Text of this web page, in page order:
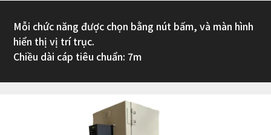
Mỗi chức năng được chọn bằng nút bấm, và màn hình
hiển thị vị trí trục.
Chiều dài cáp tiêu chuẩn: 7m